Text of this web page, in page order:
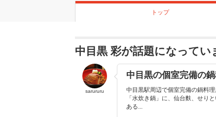
トップ
中目黒 彩が話題になってい
sarururu
中目黒の個室完備の
中目黒駅周辺で個室完備の鍋料
「水炊き鍋」に、仙台麩、せり
ある...